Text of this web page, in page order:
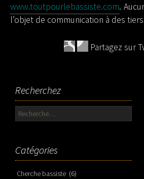
www.toutpourlebassiste.com.
l’objet de communication à des
Partagez sur
Recherchez
Rechercher :
Catégories
Cherche bassiste (6)